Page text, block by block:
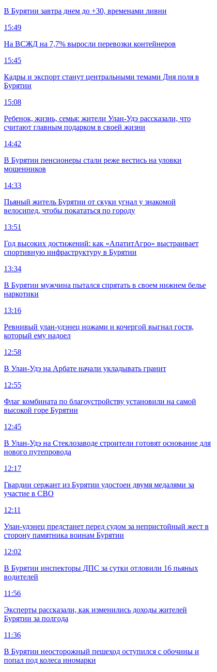
В Бурятии завтра днем до +30, временами ливни
15:49
На ВСЖД на 7,7% выросли перевозки контейнеров
15:45
Кадры и экспорт станут центральными темами Дня поля в
Бурятии
15:08
Ребенок, жизнь, семья: жители Улан-Удэ рассказали, что
считают главным подарком в своей жизни
14:42
В Бурятии пенсионеры стали реже вестись на уловки
мошенников
14:33
Пьяный житель Бурятии от скуки угнал у знакомой
велосипед, чтобы покататься по городу
13:51
Год высоких достижений: как «АпатитАгро» выстраивает
спортивную инфраструктуру в Бурятии
13:34
В Бурятии мужчина пытался спрятать в своем нижнем белье
наркотики
13:16
Ревнивый улан-удэнец ножами и кочергой выгнал гостя,
который ему надоел
12:58
В Улан-Удэ на Арбате начали укладывать гранит
12:55
Флаг комбината по благоустройству установили на самой
высокой горе Бурятии
12:45
В Улан-Удэ на Стеклозаводе строители готовят основание для
нового путепровода
12:17
Гвардии сержант из Бурятии удостоен двумя медалями за
участие в СВО
12:11
Улан-удэнец предстанет перед судом за непристойный жест в
сторону памятника воинам Бурятии
12:02
В Бурятии инспекторы ДПС за сутки отловили 16 пьяных
водителей
11:56
Эксперты рассказали, как изменились доходы жителей
Бурятии за полгода
11:36
В Бурятии неосторожный пешеход оступился с обочины и
попал под колеса иномарки